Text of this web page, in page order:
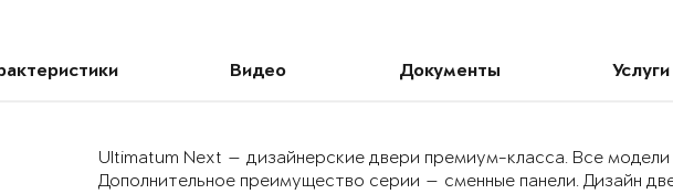
Видео Документы Услуги
Ultimatum Next — дизайнерские двери премиум-класса. Все
Дополнительное преимущество серии — сменные панели. Дизайн